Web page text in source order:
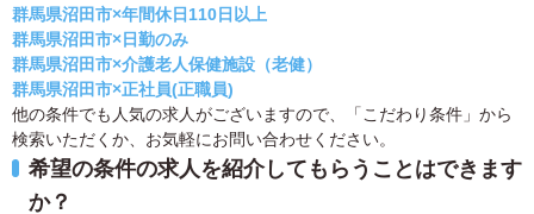
群馬県沼田市×年間休日110日以上
群馬県沼田市×日勤のみ
群馬県沼田市×介護老人保健施設（老健）
群馬県沼田市×正社員(正職員)
他の条件でも人気の求人がございますので、「こだわり条件」から
検索いただくか、お気軽にお問い合わせください。
希望の条件の求人を紹介してもらうことはできます
か？